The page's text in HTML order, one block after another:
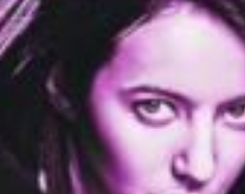
l
t